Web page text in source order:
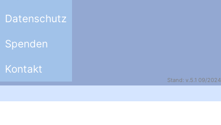
Datenschutz
Spenden
Kontakt
Stand: v.5.1 09/2024